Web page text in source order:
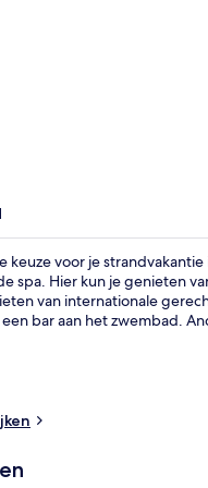
keuze voor je
spa. Hier kun je genieten
van internationale
bar aan het zwembad.